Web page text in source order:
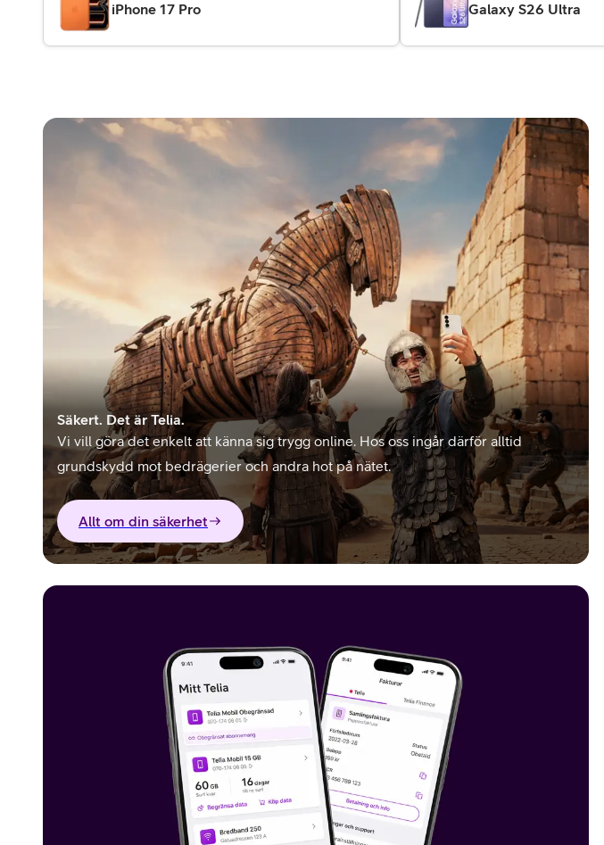
iPhone 17 Pro Galaxy S26 Ultra
Säkert. Det är Telia.
Vi vill göra det enkelt att känna sig trygg online. Hos oss ingår därför alltid
grundskydd mot bedrägerier och andra hot på nätet.
Allt om din säkerhet